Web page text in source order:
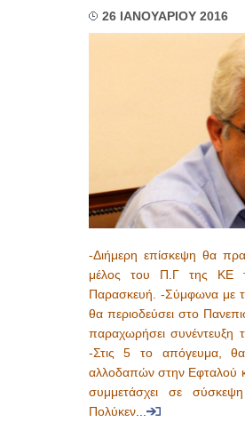
26 ΙΑΝΟΥΑΡΙΟΥ 2016
-Διήμερη επίσκεψη θα
μέλος του Π.Γ της ΚΕ
Παρασκευή. -Σύμφωνα με
θα περιοδεύσει στο
παραχωρήσει συνέντευξη
-Στις 5 το απόγευμα, θα
αλλοδαπών στην Εφταλού
συμμετάσχει σε
Πολύκεν...